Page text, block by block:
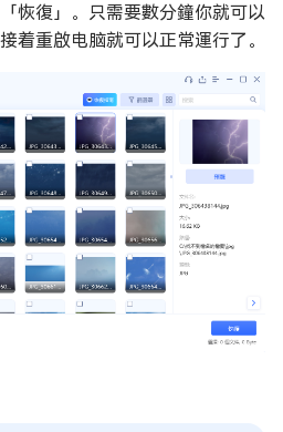
恢復」。只需要數分鐘你就可以
着重啟电脑就可以正常運行了。